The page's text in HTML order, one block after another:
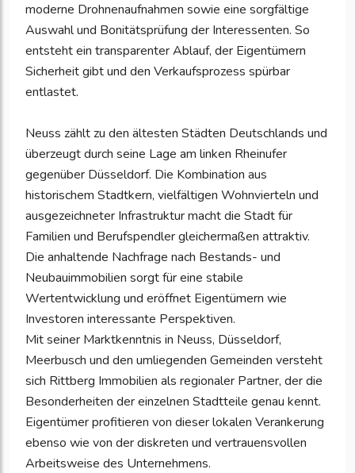
moderne Drohnenaufnahmen sowie eine sorgfältige
Auswahl und Bonitätsprüfung der Interessenten. So
entsteht ein transparenter Ablauf, der Eigentümern
Sicherheit gibt und den Verkaufsprozess spürbar
entlastet.
Neuss zählt zu den ältesten Städten Deutschlands und
überzeugt durch seine Lage am linken Rheinufer
gegenüber Düsseldorf. Die Kombination aus
historischem Stadtkern, vielfältigen Wohnvierteln und
ausgezeichneter Infrastruktur macht die Stadt für
Familien und Berufspendler gleichermaßen attraktiv.
Die anhaltende Nachfrage nach Bestands- und
Neubauimmobilien sorgt für eine stabile
Wertentwicklung und eröffnet Eigentümern wie
Investoren interessante Perspektiven.
Mit seiner Marktkenntnis in Neuss, Düsseldorf,
Meerbusch und den umliegenden Gemeinden versteht
sich Rittberg Immobilien als regionaler Partner, der die
Besonderheiten der einzelnen Stadtteile genau kennt.
Eigentümer profitieren von dieser lokalen Verankerung
ebenso wie von der diskreten und vertrauensvollen
Arbeitsweise des Unternehmens.